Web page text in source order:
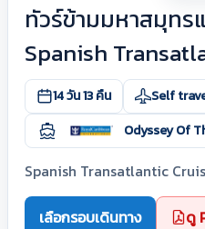
ทัวร์ข้ามมหาสมุท
Spanish
14 วัน 13 คืน
Self
Odyssey Of
Spanish Transatlantic
เลือกรอบเดินทาง ดู